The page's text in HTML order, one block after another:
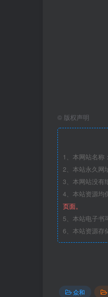
© 版权声明
1、本网站名称：
2、本站永久网
3、本网站没有
4、本站资源均
页面。
5、本站电子书
6、本站资源存
众和